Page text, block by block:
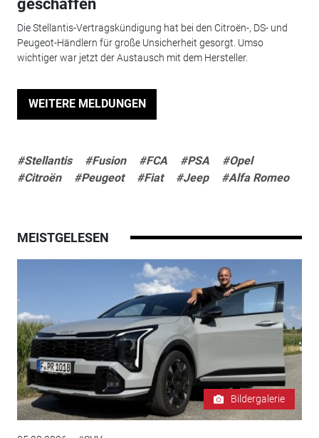
geschaffen
Die Stellantis-Vertragskündigung hat bei den Citroën-, DS- und
Peugeot-Händlern für große Unsicherheit gesorgt. Umso
wichtiger war jetzt der Austausch mit dem Hersteller.
WEITERE MELDUNGEN
#Stellantis #Fusion #FCA #PSA
#Opel
#Citroën
#Peugeot #Fiat #Jeep #Alfa Romeo
MEISTGELESEN
Bildergalerie